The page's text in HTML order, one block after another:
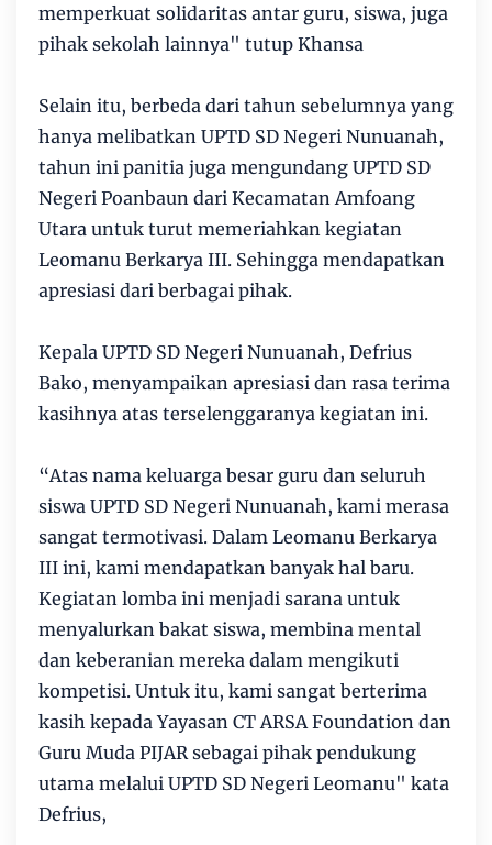
memperkuat solidaritas antar guru, siswa, juga
pihak sekolah lainnya" tutup Khansa
Selain itu, berbeda dari tahun sebelumnya yang
hanya melibatkan UPTD SD Negeri Nunuanah,
tahun ini panitia juga mengundang UPTD SD
Negeri Poanbaun dari Kecamatan Amfoang
Utara untuk turut memeriahkan kegiatan
Leomanu Berkarya III. Sehingga mendapatkan
apresiasi dari berbagai pihak.
Kepala UPTD SD Negeri Nunuanah, Defrius
Bako, menyampaikan apresiasi dan rasa terima
kasihnya atas terselenggaranya kegiatan ini.
“Atas nama keluarga besar guru dan seluruh
siswa UPTD SD Negeri Nunuanah, kami merasa
sangat termotivasi. Dalam Leomanu Berkarya
III ini, kami mendapatkan banyak hal baru.
Kegiatan lomba ini menjadi sarana untuk
menyalurkan bakat siswa, membina mental
dan keberanian mereka dalam mengikuti
kompetisi. Untuk itu, kami sangat berterima
kasih kepada Yayasan CT ARSA Foundation dan
Guru Muda PIJAR sebagai pihak pendukung
utama melalui UPTD SD Negeri Leomanu" kata
Defrius,